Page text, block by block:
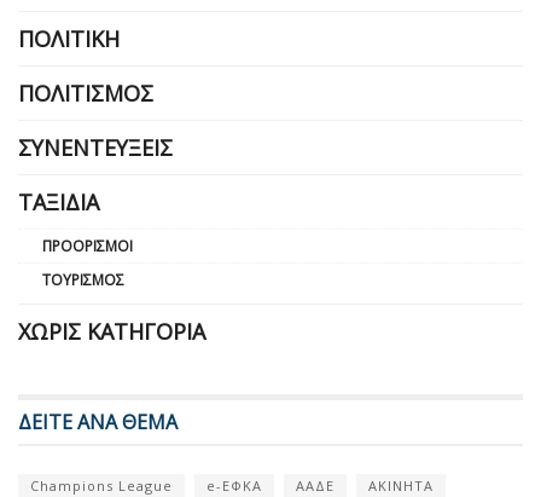
ΠΟΛΙΤΙΚΉ
ΠΟΛΙΤΙΣΜΌΣ
ΣΥΝΕΝΤΕΎΞΕΙΣ
ΤΑΞΊΔΙΑ
ΠΡΟΟΡΙΣΜΟΊ
ΤΟΥΡΙΣΜΌΣ
ΧΩΡΊΣ ΚΑΤΗΓΟΡΊΑ
ΔΕΙΤΕ ΑΝΑ ΘΕΜΑ
Champions League e-ΕΦΚΑ ΑΑΔΕ
ΑΚΙΝΗΤΑ